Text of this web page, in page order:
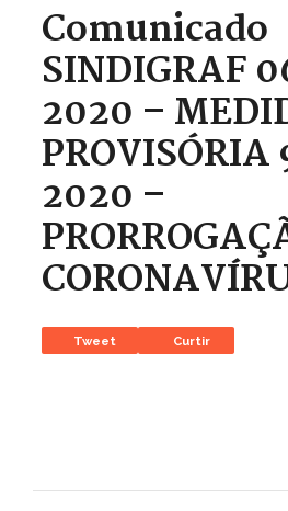
Comunicado
SINDIGRAF
2020 –
PROVISÓRIA
2020 –
Tweet Curtir